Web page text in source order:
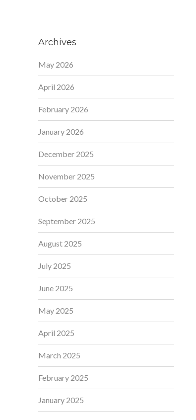
Archives
May 2026
April 2026
February 2026
January 2026
December 2025
November 2025
October 2025
September 2025
August 2025
July 2025
June 2025
May 2025
April 2025
March 2025
February 2025
January 2025